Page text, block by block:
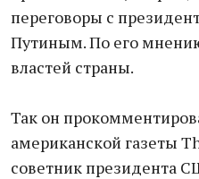
переговоры с
Путиным. По его
властей страны.
Так он
американской газеты
советник президента